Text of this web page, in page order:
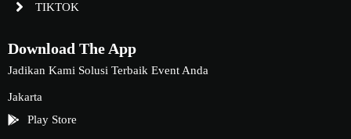
TIKTOK
Download The App
Jadikan Kami Solusi Terbaik Event Anda
Jakarta
Play Store